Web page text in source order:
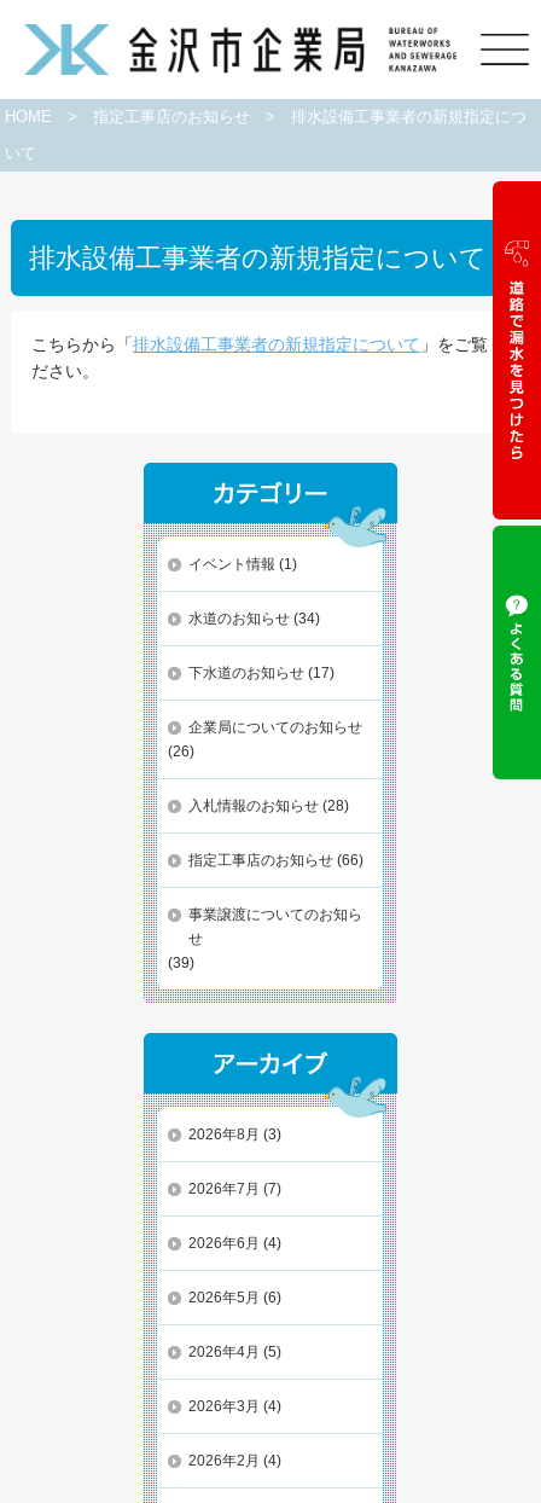
HOME >指定工事店のお知らせ >排水設備工事業者の新規指定につ
いて
排水設備工事業者の新規指定について
こちらから「排水設備工事業者の新規指定について 」をご覧く
ださい。
イベント情報 (1)
水道のお知らせ (34)
下水道のお知らせ (17)
企業局についてのお知らせ
(26)
入札情報のお知らせ (28)
指定工事店のお知らせ (66)
事業譲渡についてのお知ら
せ
(39)
2026年8月 (3)
2026年7月 (7)
2026年6月 (4)
2026年5月 (6)
2026年4月 (5)
2026年3月 (4)
2026年2月 (4)